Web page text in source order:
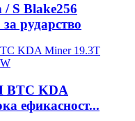
S Blake256
рударство
BTC KDA
ефикасност...